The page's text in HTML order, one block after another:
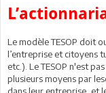
Le modèle TESOP doit
l’entreprise et citoyens
etc.). Le TESOP n'est
plusieurs moyens par